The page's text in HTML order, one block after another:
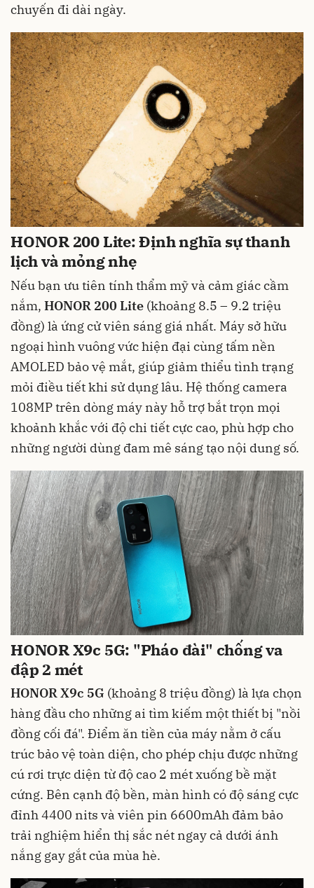
chuyến đi dài ngày.
HONOR 200 Lite: Định nghĩa sự thanh
lịch và mỏng nhẹ
Nếu bạn ưu tiên tính thẩm mỹ và cảm giác cầm
nắm, HONOR 200 Lite (khoảng 8.5 – 9.2 triệu
đồng) là ứng cử viên sáng giá nhất. Máy sở hữu
ngoại hình vuông vức hiện đại cùng tấm nền
AMOLED bảo vệ mắt, giúp giảm thiểu tình trạng
mỏi điều tiết khi sử dụng lâu. Hệ thống camera
108MP trên dòng máy này hỗ trợ bắt trọn mọi
khoảnh khắc với độ chi tiết cực cao, phù hợp cho
những người dùng đam mê sáng tạo nội dung số.
HONOR X9c 5G: "Pháo đài" chống va
đập 2 mét
HONOR X9c 5G (khoảng 8 triệu đồng) là lựa chọn
hàng đầu cho những ai tìm kiếm một thiết bị "nồi
đồng cối đá". Điểm ăn tiền của máy nằm ở cấu
trúc bảo vệ toàn diện, cho phép chịu được những
cú rơi trực diện từ độ cao 2 mét xuống bề mặt
cứng. Bên cạnh độ bền, màn hình có độ sáng cực
đỉnh 4400 nits và viên pin 6600mAh đảm bảo
trải nghiệm hiển thị sắc nét ngay cả dưới ánh
nắng gay gắt của mùa hè.